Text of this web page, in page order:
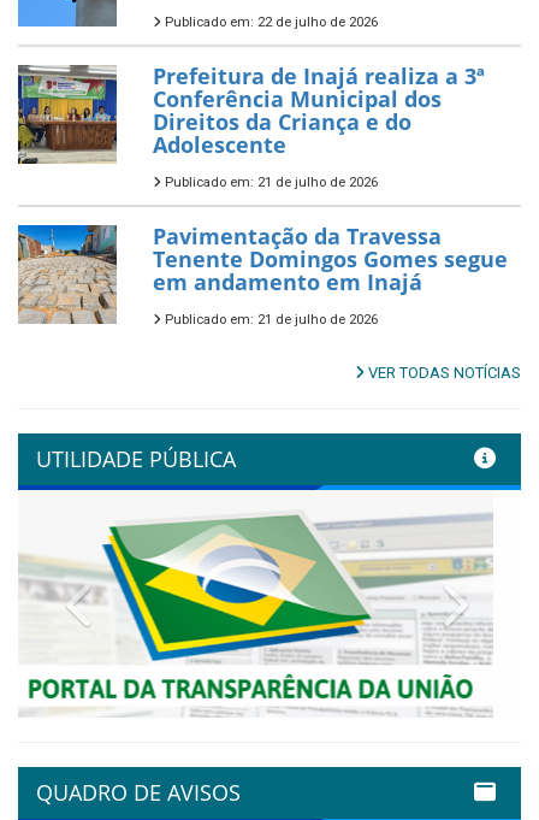
Publicado em: 22 de julho de 2026
Prefeitura de Inajá realiza a 3ª
Conferência Municipal dos
Direitos da Criança e do
Adolescente
Publicado em: 21 de julho de 2026
Pavimentação da Travessa
Tenente Domingos Gomes segue
em andamento em Inajá
Publicado em: 21 de julho de 2026
VER TODAS NOTÍCIAS
UTILIDADE PÚBLICA
Previous
QUADRO DE AVISOS